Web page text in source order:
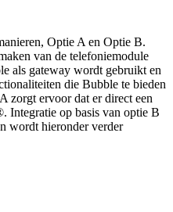
Optie A en Optie B.
van de telefoniemodule
als gateway wordt gebruikt en
die Bubble te bieden
zorgt ervoor dat er direct een
Integratie op basis van optie B
wordt hieronder verder